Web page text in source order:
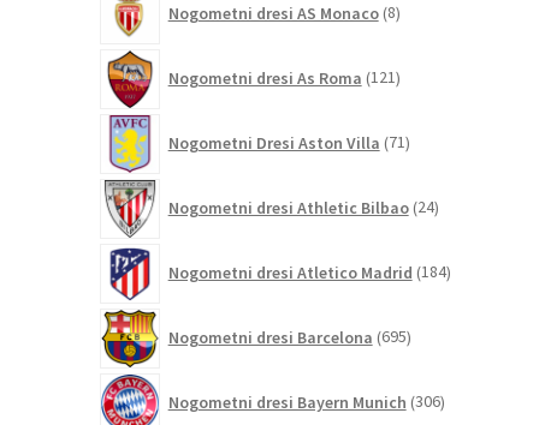
Nogometni dresi AS Monaco 8izdelkov
Nogometni dresi As Roma 121izdelkov
Nogometni Dresi Aston Villa 71izdelkov
Nogometni dresi Athletic Bilbao 24izdelkov
Nogometni dresi Atletico Madrid 184izdelkov
Nogometni dresi Barcelona 695izdelkov
Nogometni dresi Bayern Munich 306izdelkov